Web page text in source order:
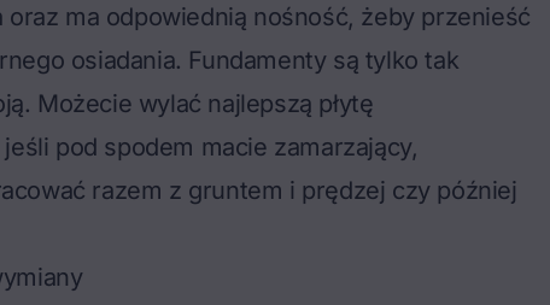
oraz ma odpowiednią nośność, żeby przenieść
osiadania. Fundamenty są tylko tak
Możecie wylać najlepszą płytę
pod spodem macie zamarzający,
razem z gruntem i prędzej czy później